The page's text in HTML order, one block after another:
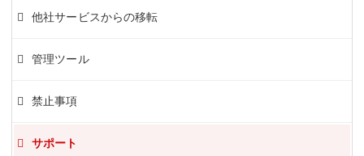
他社サービスからの移転
管理ツール
禁止事項
サポート